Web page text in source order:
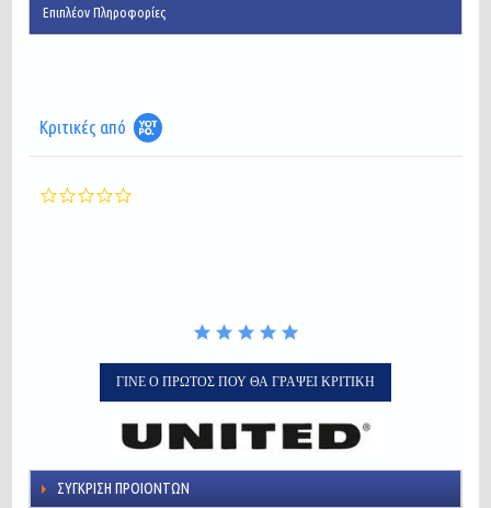
Επιπλέον Πληροφορίες
Κριτικές από
ΓΊΝΕ Ο ΠΡΏΤΟΣ ΠΟΥ ΘΑ ΓΡΆΨΕΙ ΚΡΙΤΙΚΉ
ΣΎΓΚΡΙΣΗ ΠΡΟΙΌΝΤΩΝ